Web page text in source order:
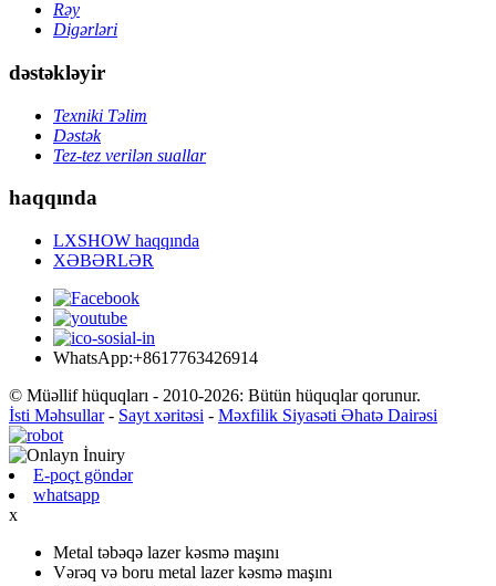
Rəy
Digərləri
dəstəkləyir
Texniki Təlim
Dəstək
Tez-tez verilən suallar
haqqında
LXSHOW haqqında
XƏBƏRLƏR
WhatsApp:+8617763426914
© Müəllif hüquqları - 2010-2026: Bütün hüquqlar qorunur.
İsti Məhsullar- Sayt xəritəsi - Məxfilik Siyasəti Əhatə Dairəsi
E-poçt göndər
whatsapp
x
Metal təbəqə lazer kəsmə maşını
Vərəq və boru metal lazer kəsmə maşını